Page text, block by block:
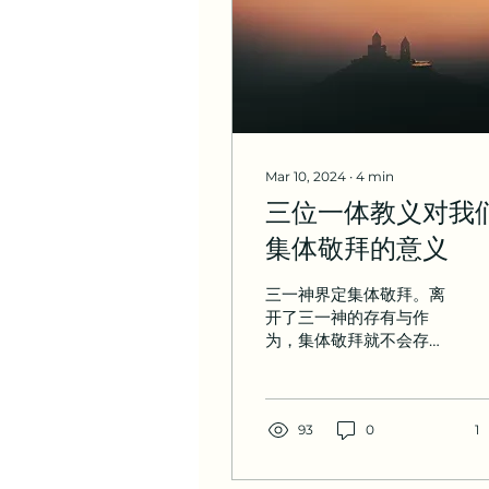
Mar 10, 2024 ∙ 4 min
三位一体教义对我
集体敬拜的意义
三一神界定集体敬拜。离
开了三一神的存有与作
为，集体敬拜就不会存
三位一体的神。虽然整本
但《启示录》4-5 章却以
93 0 1